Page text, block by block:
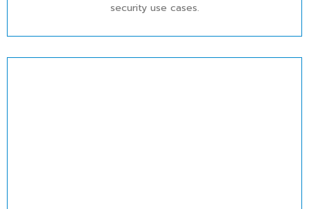
security use cases.